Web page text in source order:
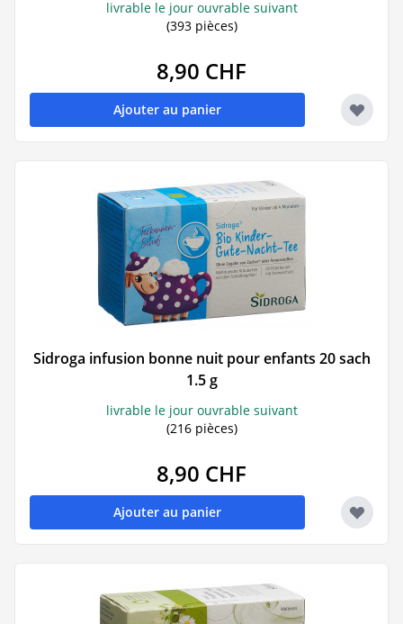
livrable le jour ouvrable suivant
(393 pièces)
8,90 CHF
Ajouter au panier
Sidroga infusion bonne nuit pour enfants 20 sach
1.5 g
livrable le jour ouvrable suivant
(216 pièces)
8,90 CHF
Ajouter au panier